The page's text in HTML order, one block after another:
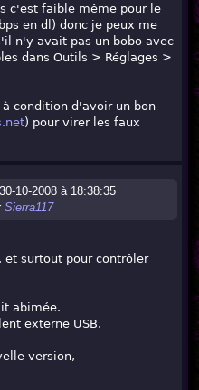
c'est faible même pour le
en dl) donc je peux me
n'y avait pas un bobo avec
dans Outils > Réglages >
condition d'avoir un bon
) pour virer les faux
10-2008 à 18:38:35
Sierra117
et surtout pour contrôler
abimée.
externe USB.
version,